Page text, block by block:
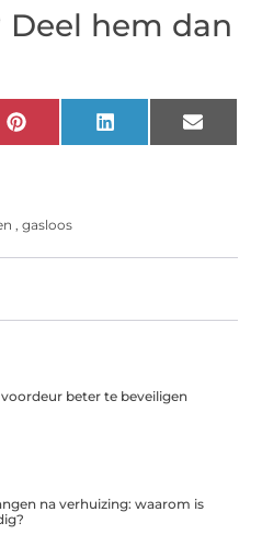
Deel hem dan
Pinterest LinkedIn Email
,gasloos
beter te beveiligen
na verhuizing: waarom is